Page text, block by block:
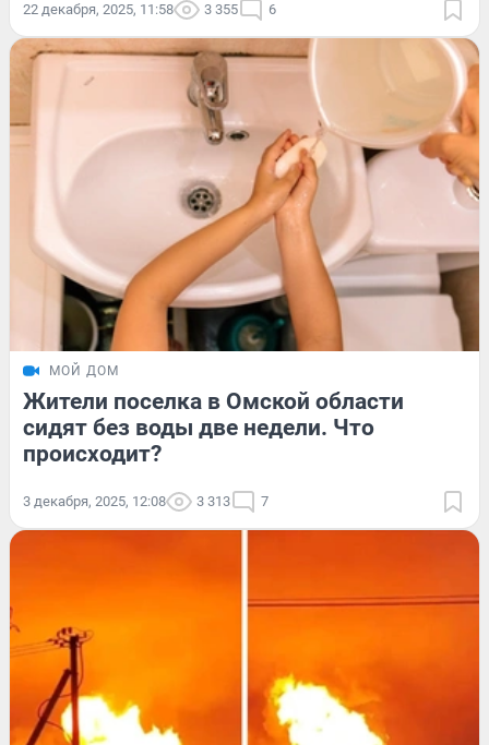
22 декабря, 2025, 11:58 3 355 6
МОЙ ДОМ
Жители поселка в Омской области
сидят без воды две недели. Что
происходит?
3 декабря, 2025, 12:08 3 313 7